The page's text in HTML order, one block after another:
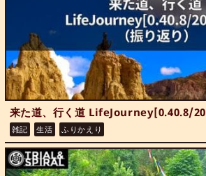
来た道、行く道 LifeJourney[0.40.8/
雑記 生活 ふりかえり